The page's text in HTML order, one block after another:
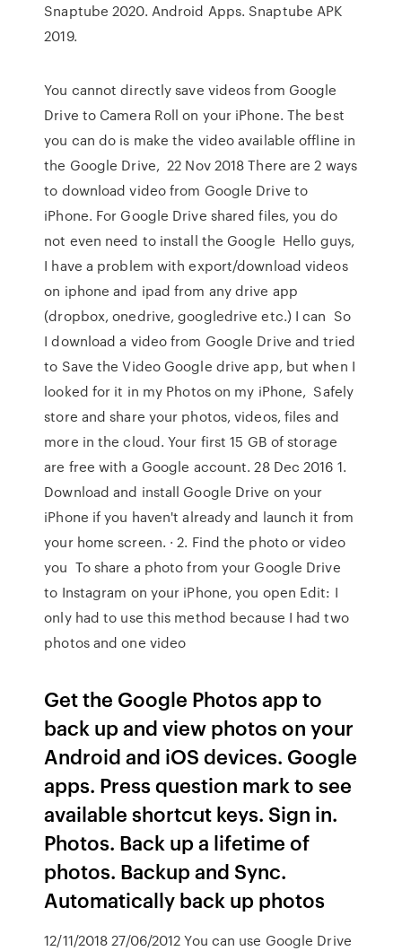
Snaptube 2020. Android Apps. Snaptube APK
2019.
You cannot directly save videos from Google
Drive to Camera Roll on your iPhone. The best
you can do is make the video available offline in
the Google Drive, 22 Nov 2018 There are 2 ways
to download video from Google Drive to
iPhone. For Google Drive shared files, you do
not even need to install the Google Hello guys,
I have a problem with export/download videos
on iphone and ipad from any drive app
(dropbox, onedrive, googledrive etc.) I can So
I download a video from Google Drive and tried
to Save the Video Google drive app, but when I
looked for it in my Photos on my iPhone, Safely
store and share your photos, videos, files and
more in the cloud. Your first 15 GB of storage
are free with a Google account. 28 Dec 2016 1.
Download and install Google Drive on your
iPhone if you haven't already and launch it from
your home screen. · 2. Find the photo or video
you To share a photo from your Google Drive
to Instagram on your iPhone, you open Edit: I
only had to use this method because I had two
photos and one video
Get the Google Photos app to
back up and view photos on your
Android and iOS devices. Google
apps. Press question mark to see
available shortcut keys. Sign in.
Photos. Back up a lifetime of
photos. Backup and Sync.
Automatically back up photos
12/11/2018 27/06/2012 You can use Google Drive